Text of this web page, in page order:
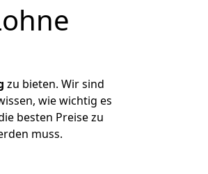
zu bieten. Wir sind
wie wichtig es
besten Preise zu
muss.